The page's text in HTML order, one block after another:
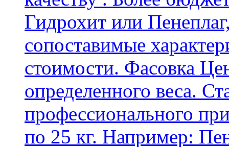
Гидрохит или
сопоставимые
стоимости. Фасовка
определенного веса.
профессионального
по 25 кг. Например: